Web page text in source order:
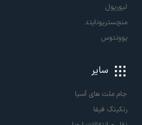
لیورپول
منچستریونایتد
یوونتوس
سایر
جام ملت های آسیا
رنکینگ فیفا